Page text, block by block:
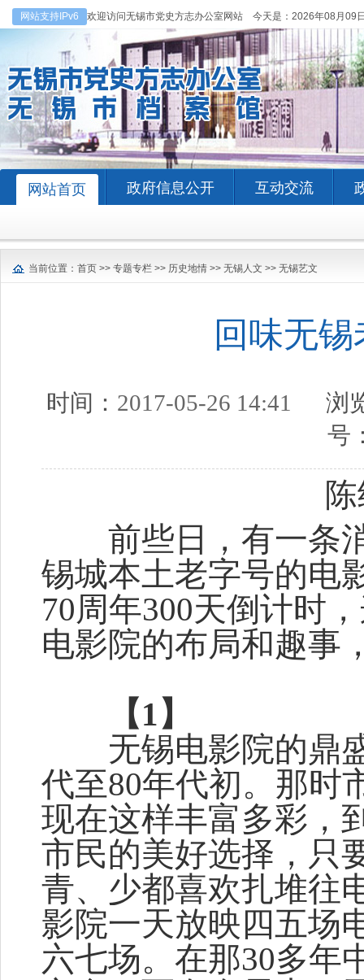
网站支持IPv6 欢迎访问无锡市党史方志办公室网站 今天是： 2026年08月09
网站首页 政府信息公开 互动交流
当前位置： 首页 >> 专题专栏 >> 历史地情 >> 无锡人文 >> 无锡艺文
回味无
时间： 2017-05-26 14:41
浏
号
前些日，有一条消
锡城本土老字号的
70周年300天倒计时
电影院的布局和趣事
【1】
无锡电影院的鼎盛
代至80年代初。那时
现在这样丰富多彩，
市民的美好选择，只
青、少都喜欢扎堆往
影院一天放映四五场
六七场。在那30多年